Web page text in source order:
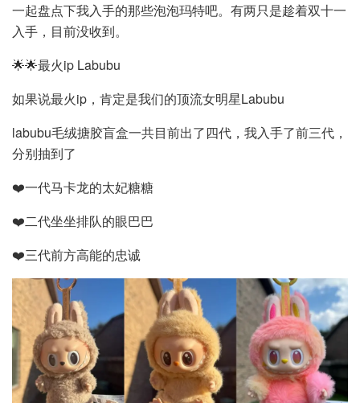
一起盘点下我入手的那些泡泡玛特吧。有两只是趁着双十一
入手，目前没收到。
🌟🌟最火ip Labubu
如果说最火ip，肯定是我们的顶流女明星Labubu
labubu毛绒搪胶盲盒一共目前出了四代，我入手了前三代，
分别抽到了
❤️一代马卡龙的太妃糖糖
❤️二代坐坐排队的眼巴巴
❤️三代前方高能的忠诚